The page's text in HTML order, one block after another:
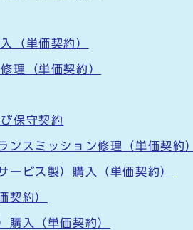
（単価契約）
理（単価契約）
保守契約
スミッション修理（単価契約）
ビス製）購入（単価契約）
契約）
購入（単価契約）